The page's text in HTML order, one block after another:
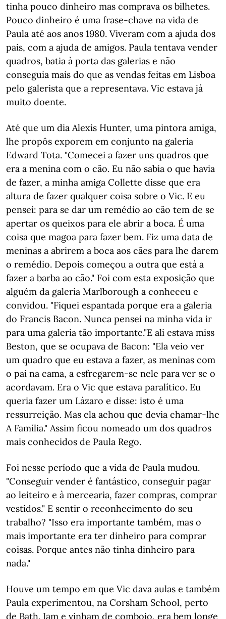
tinha pouco dinheiro mas comprava os bilhetes.
Pouco dinheiro é uma frase-chave na vida de
Paula até aos anos 1980. Viveram com a ajuda dos
pais, com a ajuda de amigos. Paula tentava vender
quadros, batia à porta das galerias e não
conseguia mais do que as vendas feitas em Lisboa
pelo galerista que a representava. Vic estava já
muito doente.
Até que um dia Alexis Hunter, uma pintora amiga,
lhe propôs exporem em conjunto na galeria
Edward Tota. "Comecei a fazer uns quadros que
era a menina com o cão. Eu não sabia o que havia
de fazer, a minha amiga Collette disse que era
altura de fazer qualquer coisa sobre o Vic. E eu
pensei: para se dar um remédio ao cão tem de se
apertar os queixos para ele abrir a boca. É uma
coisa que magoa para fazer bem. Fiz uma data de
meninas a abrirem a boca aos cães para lhe darem
o remédio. Depois começou a outra que está a
fazer a barba ao cão." Foi com esta exposição que
alguém da galeria Marlborough a conheceu e
convidou. "Fiquei espantada porque era a galeria
do Francis Bacon. Nunca pensei na minha vida ir
para uma galeria tão importante."E ali estava miss
Beston, que se ocupava de Bacon: "Ela veio ver
um quadro que eu estava a fazer, as meninas com
o pai na cama, a esfregarem-se nele para ver se o
acordavam. Era o Vic que estava paralítico. Eu
queria fazer um Lázaro e disse: isto é uma
ressurreição. Mas ela achou que devia chamar-lhe
A Família." Assim ficou nomeado um dos quadros
mais conhecidos de Paula Rego.
Foi nesse período que a vida de Paula mudou.
"Conseguir vender é fantástico, conseguir pagar
ao leiteiro e à mercearia, fazer compras, comprar
vestidos." E sentir o reconhecimento do seu
trabalho? "Isso era importante também, mas o
mais importante era ter dinheiro para comprar
coisas. Porque antes não tinha dinheiro para
nada."
Houve um tempo em que Vic dava aulas e também
Paula experimentou, na Corsham School, perto
de Bath. Iam e vinham de comboio, era bem longe